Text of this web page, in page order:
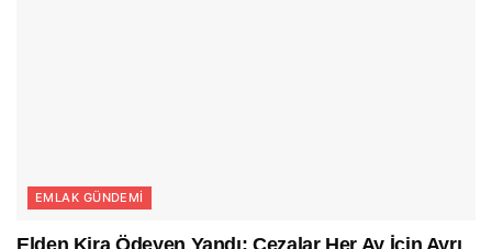
EMLAK GÜNDEMI